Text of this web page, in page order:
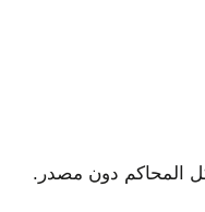
المحاكم دون مصدر.